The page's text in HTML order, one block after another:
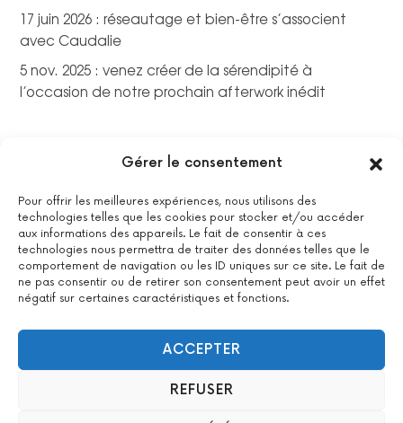
Gérer le consentement
Pour offrir les meilleures expériences, nous utilisons des
technologies telles que les cookies pour stocker et/ou accéder
aux informations des appareils. Le fait de consentir à ces
technologies nous permettra de traiter des données telles que le
comportement de navigation ou les ID uniques sur ce site. Le fait de
ne pas consentir ou de retirer son consentement peut avoir un effet
négatif sur certaines caractéristiques et fonctions.
ACCEPTER
REFUSER
17 juin 2026 : réseautage et bien-être s’associent
avec Caudalie
5 nov. 2025 : venez créer de la sérendipité à
l’occasion de notre prochain afterwork inédit
La certification qualité a été délivrée au titre de la catégorie
suivante : actions de formations.Voir le certificat